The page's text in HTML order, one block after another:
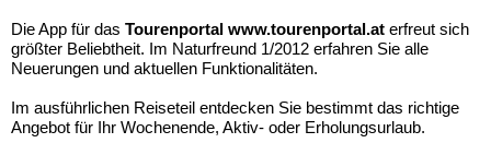
Die App für das Tourenportal www.tourenportal.at erfreut sich
größter Beliebtheit. Im Naturfreund 1/2012 erfahren Sie alle
Neuerungen und aktuellen Funktionalitäten.
Im ausführlichen Reiseteil entdecken Sie bestimmt das richtige
Angebot für Ihr Wochenende, Aktiv- oder Erholungsurlaub.